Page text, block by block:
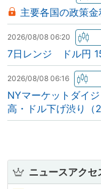
主要各国の政策
2026/08/08 06:20
7日レンジ ドル円
2026/08/08 06:16
NYマーケットダイ
高・ドル下げ渋り（2
ニュースアクセ